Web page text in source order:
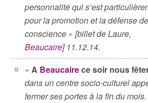
personnalité qui s’est
pour la promotion et la défense
conscience » [billet de Laure,
Beaucaire]11.12.14.
«A Beaucairece soir nous
dans un centre socio-culturel
fermer ses portes à la fin du